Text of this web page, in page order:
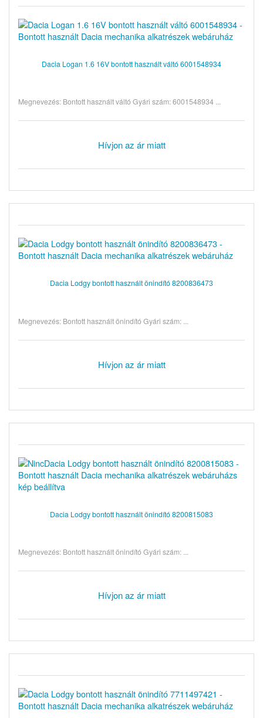
Dacia Logan 1.6 16V bontott használt váltó 6001548934
Megnevezés: Bontott használt váltó Gyári szám: 6001548934 ...
Hívjon az ár miatt
Dacia Lodgy bontott használt önindító 8200836473
Megnevezés: Bontott használt önindító Gyári szám: ...
Hívjon az ár miatt
Dacia Lodgy bontott használt önindító 8200815083
Megnevezés: Bontott használt önindító Gyári szám: ...
Hívjon az ár miatt